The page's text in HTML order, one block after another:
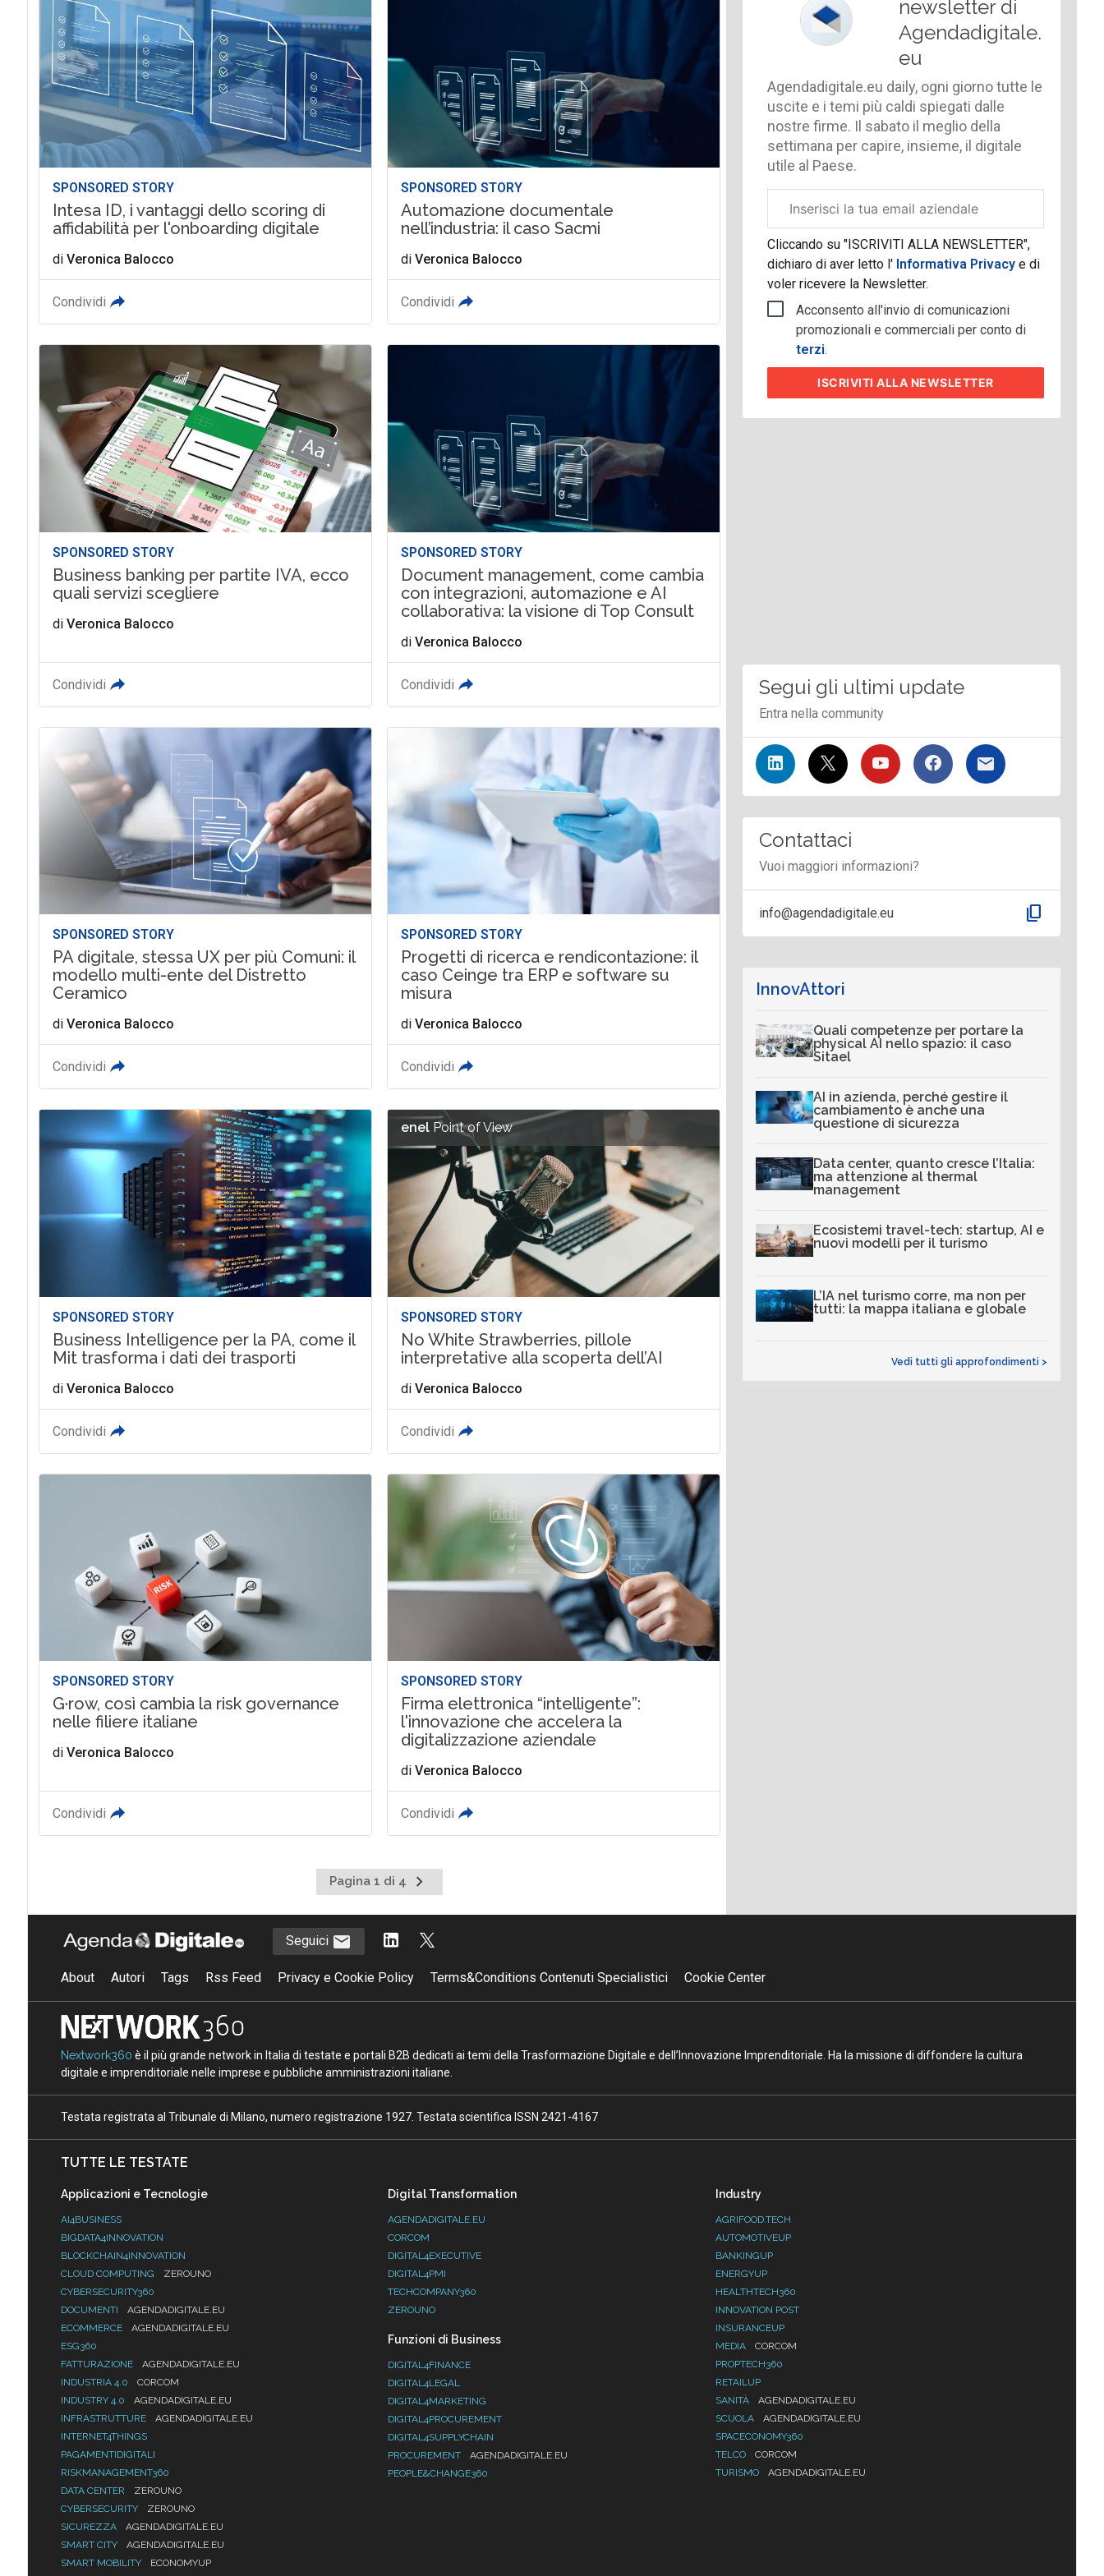
SPONSORED STORY
Intesa ID, i vantaggi dello scoring di
affidabilità per l'onboarding digitale
di Veronica Balocco
Condividi
SPONSORED STORY
Automazione documentale
nell’industria: il caso Sacmi
diVeronica Balocco
Condividi
SPONSORED STORY
Business banking per partite IVA, ecco
quali servizi scegliere
di Veronica Balocco
Condividi
SPONSORED STORY
Document management, come cambia
con integrazioni, automazione e AI
collaborativa: la visione di Top Consult
diVeronica Balocco
Condividi
SPONSORED STORY
PA digitale, stessa UX per più Comuni: il
modello multi-ente del Distretto
Ceramico
di Veronica Balocco
Condividi
SPONSORED STORY
Progetti di ricerca e rendicontazione: il
caso Ceinge tra ERP e software su
misura
diVeronica Balocco
Condividi
SPONSORED STORY
Business Intelligence per la PA, come il
Mit trasforma i dati dei trasporti
di Veronica Balocco
Condividi
enel Point of View
SPONSORED STORY
No White Strawberries, pillole
interpretative alla scoperta dell’AI
diVeronica Balocco
Condividi
SPONSORED STORY
G·row, così cambia la risk governance
nelle filiere italiane
di Veronica Balocco
Condividi
SPONSORED STORY
Firma elettronica “intelligente”:
l'innovazione che accelera la
digitalizzazione aziendale
diVeronica Balocco
Condividi
Pagina 1 di 4
Pagina
successiva
newsletter di
Agendadigitale.
eu
Agendadigitale.eu daily, ogni giorno tutte le
uscite e i temi più caldi spiegati dalle
nostre firme. Il sabato il meglio della
settimana per capire, insieme, il digitale
utile al Paese.
aziendale
Cliccando su "ISCRIVITI ALLA NEWSLETTER",
dichiaro di aver letto l' Informativa Privacye di
voler ricevere la Newsletter.
Acconsento all'invio di comunicazioni
promozionali e commerciali per conto di
terzi.
ISCRIVITIALLA NEWSLETTER
Segui gli ultimi update
Entra nella community
Contattaci
Vuoi maggiori informazioni?
info@agendadigitale.eu content_copy
InnovAttori
Quali competenze per portare la
physical AI nello spazio: il caso
Sitael
AI in azienda, perché gestire il
cambiamento è anche una
questione di sicurezza
Data center, quanto cresce l’Italia:
ma attenzione al thermal
management
Ecosistemi travel-tech: startup, AI e
nuovi modelli per il turismo
L’IA nel turismo corre, ma non per
tutti: la mappa italiana e globale
Vedi tutti gli approfondimenti >
Seguici
About Autori Tags Rss Feed Privacy e Cookie Policy Terms&Conditions Contenuti Specialistici Cookie Center
Nextwork360 è il più grande network in Italia di testate e portali B2B dedicati ai temi della Trasformazione Digitale e dell’Innovazione Imprenditoriale. Ha la missione di diffondere la cultura
digitale e imprenditoriale nelle imprese e pubbliche amministrazioni italiane.
Testata registrata al Tribunale di Milano, numero registrazione 1927. Testata scientifica ISSN 2421-4167
TUTTE LE TESTATE
Applicazioni e Tecnologie
AI4BUSINESS
BIGDATA4INNOVATION
BLOCKCHAIN4INNOVATION
CLOUD COMPUTING
ZEROUNO
CYBERSECURITY360
DOCUMENTI
AGENDADIGITALE.EU
ECOMMERCE
AGENDADIGITALE.EU
ESG360
FATTURAZIONE
AGENDADIGITALE.EU
INDUSTRIA 4.0
CORCOM
INDUSTRY 4.0
AGENDADIGITALE.EU
INFRASTRUTTURE
AGENDADIGITALE.EU
INTERNET4THINGS
PAGAMENTIDIGITALI
RISKMANAGEMENT360
DATA CENTER
ZEROUNO
CYBERSECURITY
ZEROUNO
SICUREZZA
AGENDADIGITALE.EU
SMART CITY
AGENDADIGITALE.EU
SMART MOBILITY
ECONOMYUP
Digital Transformation
AGENDADIGITALE.EU
CORCOM
DIGITAL4EXECUTIVE
DIGITAL4PMI
TECHCOMPANY360
ZEROUNO
Funzioni di Business
DIGITAL4FINANCE
DIGITAL4LEGAL
DIGITAL4MARKETING
DIGITAL4PROCUREMENT
DIGITAL4SUPPLYCHAIN
PROCUREMENT
AGENDADIGITALE.EU
PEOPLE&CHANGE360
Industry
AGRIFOOD.TECH
AUTOMOTIVEUP
BANKINGUP
ENERGYUP
HEALTHTECH360
INNOVATION POST
INSURANCEUP
MEDIA
CORCOM
PROPTECH360
RETAILUP
SANITÀ
AGENDADIGITALE.EU
SCUOLA
AGENDADIGITALE.EU
SPACECONOMY360
TELCO
CORCOM
TURISMO
AGENDADIGITALE.EU